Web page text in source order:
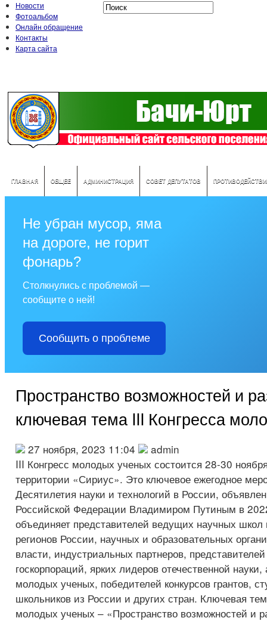
Новости
Фотоальбом
Онлайн обращение
Контакты
Карта сайта
ГЛАВНАЯ ОБЩЕЕ АДМИНИСТРАЦИЯ СОВЕТ ДЕПУТАТОВ
Не убран мусор, яма
на дороге, не горит
фонарь?
Столкнулись с проблемой —
сообщите о ней!
Сообщить о проблеме
Пространство возможностей и
ключевая тема III Конгресса
27 ноября, 2023 11:04
admin
III Конгресс молодых ученых состоится 28-30
территории «Сириус». Это ключевое ежегодное
Десятилетия науки и технологий в России,
Российской Федерации Владимиром Путиным в
объединяет представителей ведущих научных школ
регионов России, научных и образовательных
власти, индустриальных партнеров,
госкорпораций, ярких лидеров отечественной науки,
молодых ученых, победителей конкурсов грантов,
школьников из России и других стран. Ключевая
молодых ученых – «Пространство возможностей и